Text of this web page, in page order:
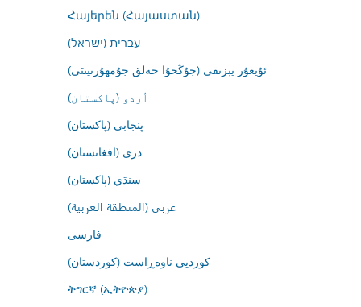
Հայերեն (Հայաստան)
עברית (ישראל)
ئۇيغۇر يېزىقى (جۇڭخۇا خەلق جۇمھۇرىيىتى)
اُردو (پاکستان)
پنجابی (پاکستان)
درى (افغانستان)
سنڌي (پاکستان)
عربي (المنطقة العربية)
فارسى
کوردیی ناوەڕاست (کوردستان)
ትግርኛ (ኢትዮጵያ)